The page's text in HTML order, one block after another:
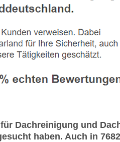
Dachreinigung und
haben. Auch in